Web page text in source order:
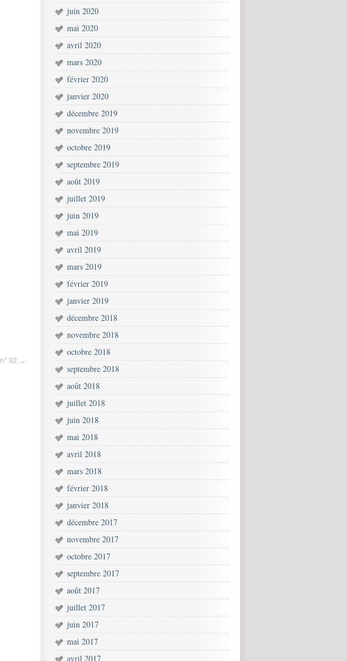
82 →
juin 2020
mai 2020
avril 2020
mars 2020
février 2020
janvier 2020
décembre 2019
novembre 2019
octobre 2019
septembre 2019
août 2019
juillet 2019
juin 2019
mai 2019
avril 2019
mars 2019
février 2019
janvier 2019
décembre 2018
novembre 2018
octobre 2018
septembre 2018
août 2018
juillet 2018
juin 2018
mai 2018
avril 2018
mars 2018
février 2018
janvier 2018
décembre 2017
novembre 2017
octobre 2017
septembre 2017
août 2017
juillet 2017
juin 2017
mai 2017
avril 2017